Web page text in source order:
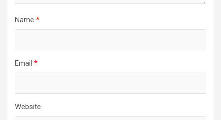
Name *
Email *
Website